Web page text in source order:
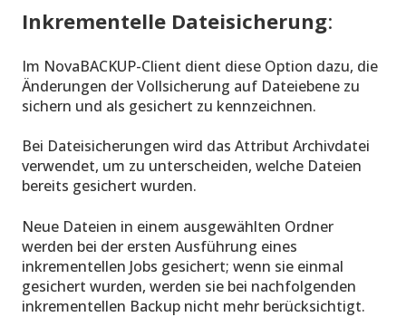
Inkrementelle Dateisicherung:
Im NovaBACKUP-Client dient diese Option dazu, die
Änderungen der Vollsicherung auf Dateiebene zu
sichern und als gesichert zu kennzeichnen.
Bei Dateisicherungen wird das Attribut Archivdatei
verwendet, um zu unterscheiden, welche Dateien
bereits gesichert wurden.
Neue Dateien in einem ausgewählten Ordner
werden bei der ersten Ausführung eines
inkrementellen Jobs gesichert; wenn sie einmal
gesichert wurden, werden sie bei nachfolgenden
inkrementellen Backup nicht mehr berücksichtigt.